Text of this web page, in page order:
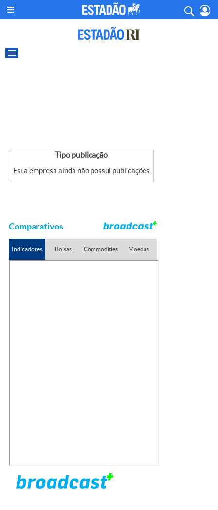
Tipo publicação
Esta empresa ainda não possui publicações
Comparativos
Indicadores Bolsas Commodities Moedas